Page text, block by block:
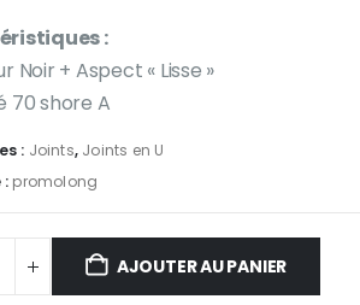
:
Noir + Aspect « Lisse »
70 shore A
: Joints, Joints en U
: promolong
AJOUTER AU PANIER